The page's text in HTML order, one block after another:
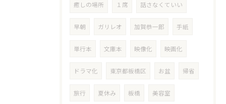
癒しの場所 １席 話さなくていい
早朝 ガリレオ 加賀恭一郎 手紙
単行本 文庫本 映像化 映画化
ドラマ化 東京都板橋区 お盆 帰省
旅行 夏休み 板橋 美容室